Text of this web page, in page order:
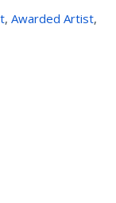
, Awarded Artist,